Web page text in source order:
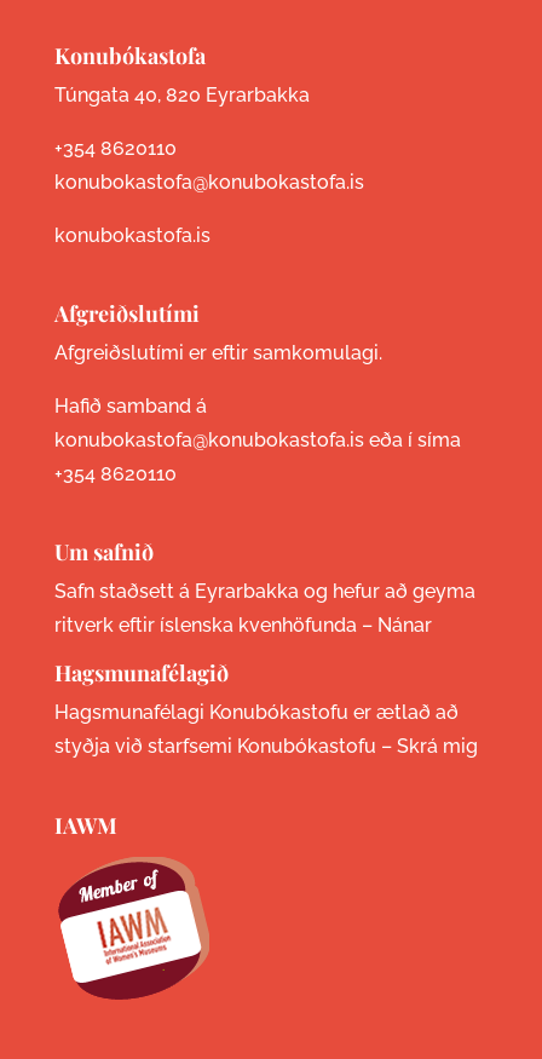
Konubókastofa
Túngata 40, 820 Eyrarbakka
+354 8620110
konubokastofa@konubokastofa.is
konubokastofa.is
Afgreiðslutími
Afgreiðslutími er eftir samkomulagi.
Hafið samband á
konubokastofa@konubokastofa.is eða í síma
+354 8620110
Um safnið
Safn staðsett á Eyrarbakka og hefur að geyma
ritverk eftir íslenska kvenhöfunda – Nánar
Hagsmunafélagið
Hagsmunafélagi Konubókastofu er ætlað að
styðja við starfsemi Konubókastofu – Skrá mig
IAWM